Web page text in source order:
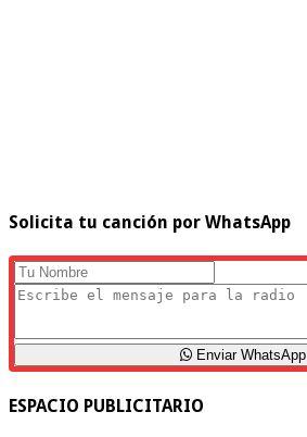
Solicita tu canción por WhatsApp
Enviar WhatsApp
ESPACIO PUBLICITARIO